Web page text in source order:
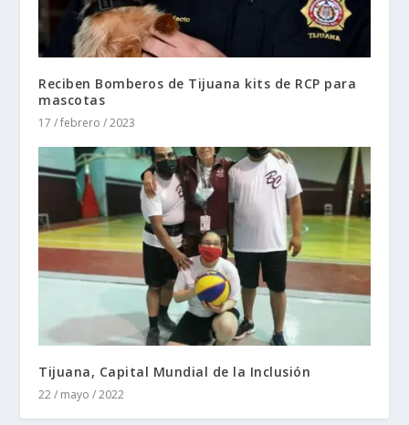
Reciben Bomberos de Tijuana kits de RCP para
mascotas
17 / febrero / 2023
Tijuana, Capital Mundial de la Inclusión
22 / mayo / 2022